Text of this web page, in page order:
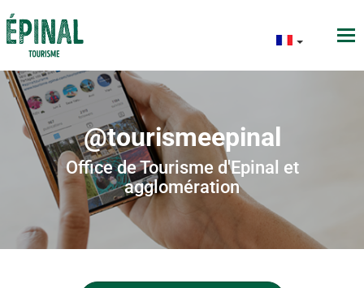
@tourismeepinal
Office de Tourisme d'Epinal et
agglomération